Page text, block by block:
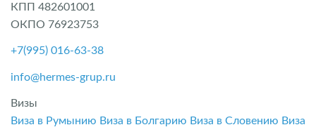
КПП 482601001
ОКПО 76923753
+7(995) 016-63-38
info@hermes-grup.ru
Визы
Виза в Румынию Виза в Болгарию Виза в Словению Виза